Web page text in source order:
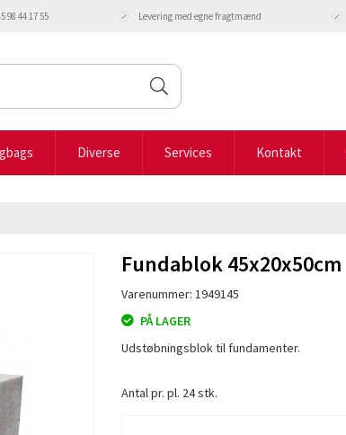
98 44 17 55 Levering med egne fragtmænd
Diverse Services Kontakt
Fundablok 45x20x50cm
Varenummer: 1949145
PÅ LAGER
Udstøbningsblok til fundamenter.
Antal pr. pl. 24 stk.